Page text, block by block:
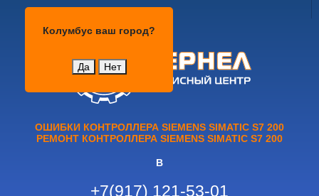
Колумбус ваш город?
Да Нет
ОШИБКИ КОНТРОЛЛЕРА SIEMENS SIMATIC S7 200
РЕМОНТ КОНТРОЛЛЕРА SIEMENS SIMATIC S7 200
В
+7(917) 121-53-01